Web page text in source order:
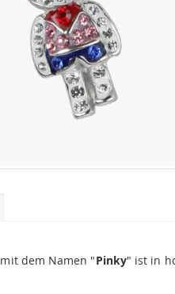
mit dem Namen "Pinky" ist in